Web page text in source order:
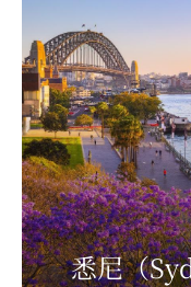
悉尼（